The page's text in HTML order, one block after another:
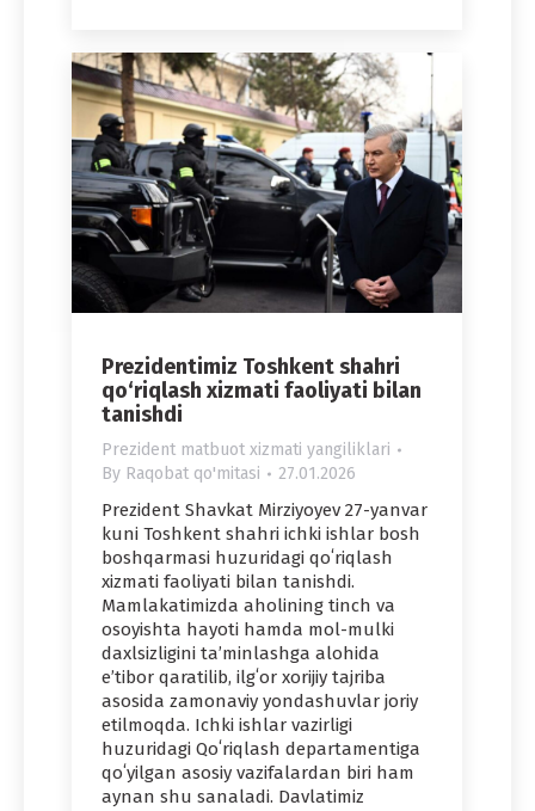
Prezidentimiz Toshkent shahri
qo‘riqlash xizmati faoliyati bilan
tanishdi
Prezident matbuot xizmati yangiliklari
By Raqobat qo'mitasi 27.01.2026
Prezident Shavkat Mirziyoyev 27-yanvar
kuni Toshkent shahri ichki ishlar bosh
boshqarmasi huzuridagi qoʻriqlash
xizmati faoliyati bilan tanishdi.
Mamlakatimizda aholining tinch va
osoyishta hayoti hamda mol-mulki
daxlsizligini taʼminlashga alohida
eʼtibor qaratilib, ilgʻor xorijiy tajriba
asosida zamonaviy yondashuvlar joriy
etilmoqda. Ichki ishlar vazirligi
huzuridagi Qoʻriqlash departamentiga
qoʻyilgan asosiy vazifalardan biri ham
aynan shu sanaladi. Davlatimiz